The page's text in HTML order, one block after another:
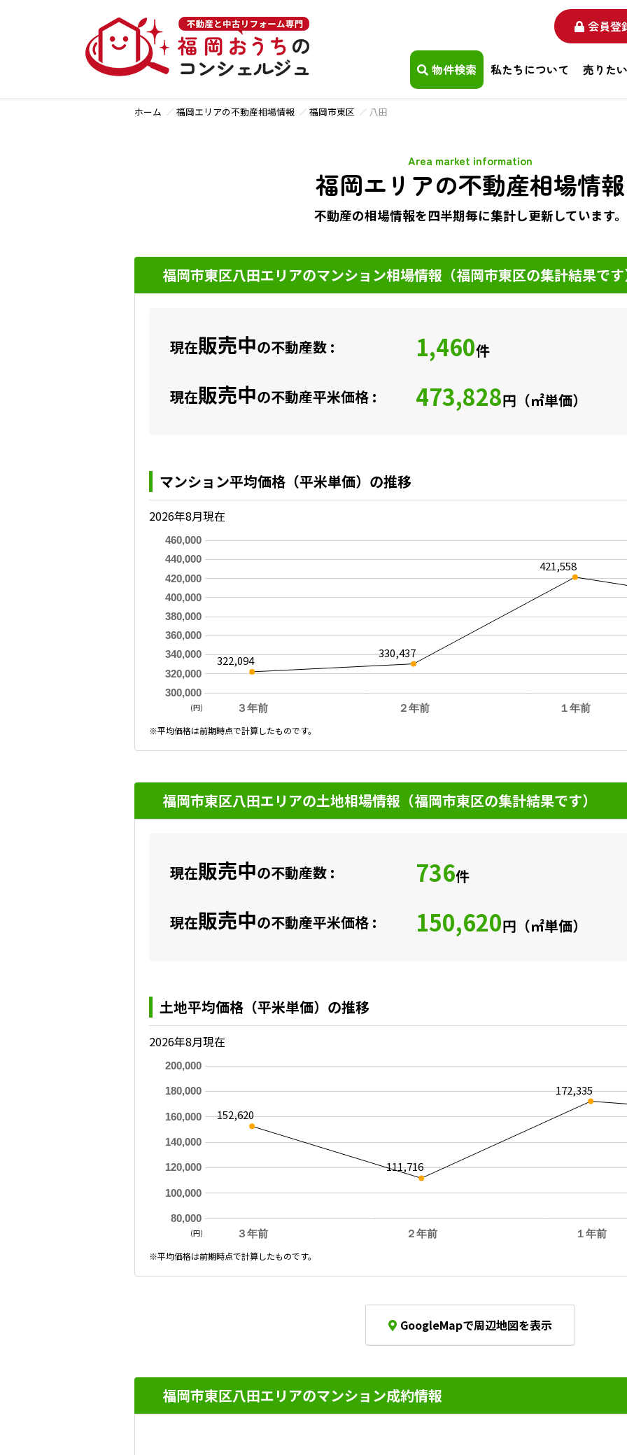
会員登
物件検索 私たちについて 売りたい
ホーム 福岡エリアの不動産相場情報 福岡市東区 八田
福岡エリアの不動産相場情報
Area market information
不動産の相場情報を四半期毎に集計し更新しています。
福岡市東区八田エリアのマンション相場情報（福岡市東区の集計結果で
現在販売中の不動産数 : 1,460件
現在販売中の不動産平米価格 : 473,828円（㎡単価）
マンション平均価格（平米単価）の推移
2026年8月現在
３年前 ２年前 １年前
300,000
320,000
340,000
360,000
380,000
400,000
420,000
440,000
460,000
322,094
330,437
421,558
(円)
※平均価格は前期時点で計算したものです。
福岡市東区八田エリアの土地相場情報（福岡市東区の集計結果です）
現在販売中の不動産数 : 736件
現在販売中の不動産平米価格 : 150,620円（㎡単価）
土地平均価格（平米単価）の推移
2026年8月現在
３年前 ２年前 １年前
80,000
100,000
120,000
140,000
160,000
180,000
200,000
152,620
111,716
172,335
(円)
※平均価格は前期時点で計算したものです。
GoogleMapで周辺地図を表示
福岡市東区八田エリアのマンション成約情報